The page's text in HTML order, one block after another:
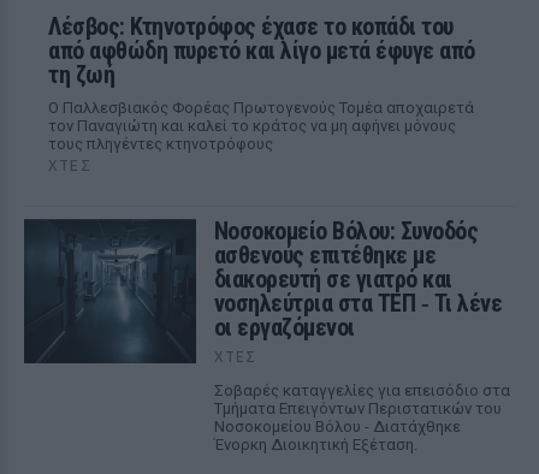
Λέσβος: Κτηνοτρόφος έχασε το κοπάδι του
από αφθώδη πυρετό και λίγο μετά έφυγε από
τη ζωή
Ο Παλλεσβιακός Φορέας Πρωτογενούς Τομέα αποχαιρετά
τον Παναγιώτη και καλεί το κράτος να μη αφήνει μόνους
τους πληγέντες κτηνοτρόφους
ΧΤΕΣ
Νοσοκομείο Βόλου: Συνοδός
ασθενούς επιτέθηκε με
διακορευτή σε γιατρό και
νοσηλεύτρια στα ΤΕΠ ‑ Τι λένε
οι εργαζόμενοι
ΧΤΕΣ
Σοβαρές καταγγελίες για επεισόδιο στα
Τμήματα Επειγόντων Περιστατικών του
Νοσοκομείου Βόλου - Διατάχθηκε
Ένορκη Διοικητική Εξέταση.